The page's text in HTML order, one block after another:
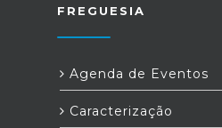
FREGUESIA
Agenda de Eventos
Caracterização